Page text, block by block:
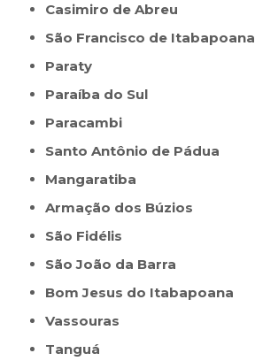
Casimiro de Abreu
São Francisco de Itabapoana
Paraty
Paraíba do Sul
Paracambi
Santo Antônio de Pádua
Mangaratiba
Armação dos Búzios
São Fidélis
São João da Barra
Bom Jesus do Itabapoana
Vassouras
Tanguá